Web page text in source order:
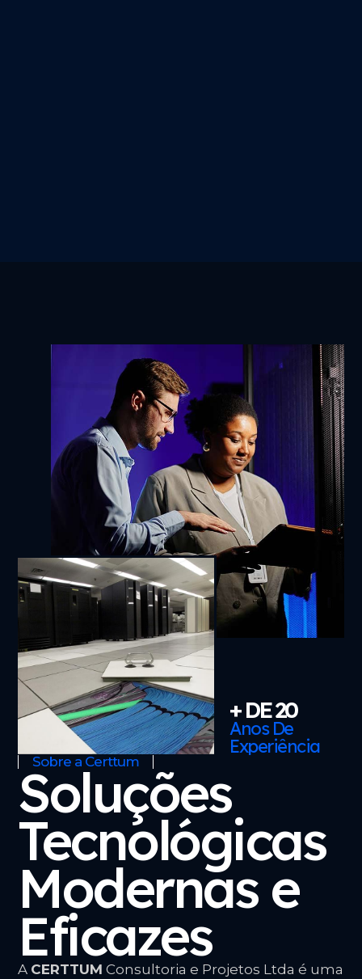
Anos De
Experiência
+ DE 20
Sobre a Certtum
Soluções
Tecnológicas
Modernas e
Eficazes
A CERTTUM Consultoria e Projetos Ltda é uma